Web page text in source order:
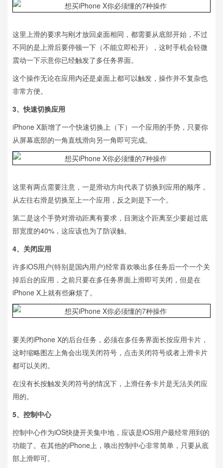
这里上滑的要求与刚才放回桌面相同，都需要从底部开始，不过
不同的是上滑后要停顿一下（不能立即松开），这时手机会轻微
震动一下示意你已经触发了多任务界面。
这个操作无论在应用内还是桌面上都可以触发，操作并不复杂也
非常方便。
3、快速切换应用
iPhone X新增了一个快速切换上（下）一个应用的手势，只要你
从屏幕底部的一角直线滑向另一角即可完成。
这里有两点需要注意，一是滑动方向代表了切换到应用的顺序，
从左往右滑是切换至上一个应用，反之则是下一个。
第二是这个手势对滑动距离有要求，目测这个距离至少要超过底
部宽度的40%，这应该也为了防误触。
4、关闭应用
许多iOS用户(特别是国内用户)经常喜欢唤出多任务后一个一个关
掉后台的应用，之前只要在多任务界面上滑即可关闭，但是在
iPhone X上就有些麻烦了。
要关闭iPhone X的后台任务，必须在多任务界面长按应用卡片，
这时缩略图左上角会出现关闭符号，点击关闭符号或者上滑卡片
都可以关闭。
在没有长按触发关闭符号的情况下，上滑任务卡片是无法关闭应
用的。
5、控制中心
控制中心作为iOS快捷开关集中地，应该是iOS用户最经常用到的
功能了。在其他的iPhone上，唤出控制中心非常简单，只要从底
部上滑即可。